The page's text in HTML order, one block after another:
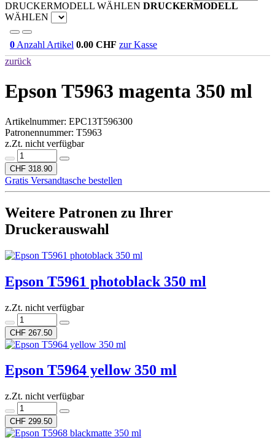
DRUCKERMODELL WÄHLEN DRUCKERMODELL
WÄHLEN
0 Anzahl Artikel 0.00 CHF zur Kasse
zurück
Epson T5963 magenta 350 ml
Artikelnummer: EPC13T596300
Patronennummer: T5963
z.Zt. nicht verfügbar
CHF 318.90
Gratis Versandtasche bestellen
Weitere Patronen zu Ihrer
Druckerauswahl
Epson T5961 photoblack 350 ml
z.Zt. nicht verfügbar
CHF 267.50
Epson T5964 yellow 350 ml
z.Zt. nicht verfügbar
CHF 299.50